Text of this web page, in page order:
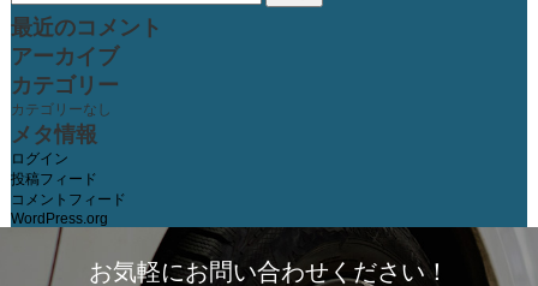
最近のコメント
アーカイブ
カテゴリー
カテゴリーなし
メタ情報
ログイン
投稿フィード
コメントフィード
WordPress.org
お気軽にお問い合わせください！